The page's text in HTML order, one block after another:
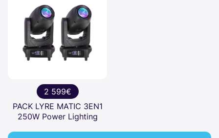
2 599€
PACK LYRE MATIC 3EN1
250W Power Lighting